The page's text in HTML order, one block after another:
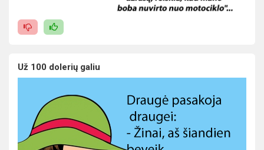
Už 100 dolerių galiu